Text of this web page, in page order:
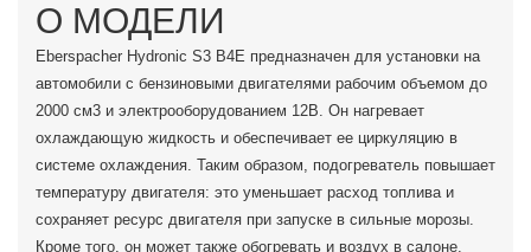
О МОДЕЛИ
Eberspacher Hydronic S3 B4E предназначен для установки на
автомобили с бензиновыми двигателями рабочим объемом до
2000 см3 и электрооборудованием 12В. Он нагревает
охлаждающую жидкость и обеспечивает ее циркуляцию в
системе охлаждения. Таким образом, подогреватель повышает
температуру двигателя: это уменьшает расход топлива и
сохраняет ресурс двигателя при запуске в сильные морозы.
Кроме того, он может также обогревать и воздух в салоне.